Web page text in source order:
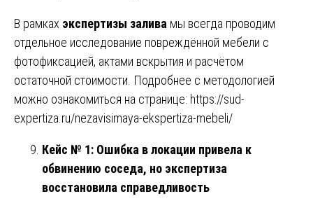
В рамках экспертизы залива мы всегда проводим
отдельное исследование повреждённой мебели с
фотофиксацией, актами вскрытия и расчётом
остаточной стоимости. Подробнее с методологией
можно ознакомиться на странице: https://sud-
expertiza.ru/nezavisimaya-ekspertiza-mebeli/
Кейс № 1: Ошибка в локации привела к
обвинению соседа, но экспертиза
восстановила справедливость